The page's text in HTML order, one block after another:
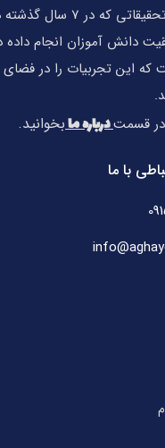
دیده و بررسی و
دانش آموزان انجام
این تجربیات را در فضای
در قسمتدرباره مابخوانید.
با ما